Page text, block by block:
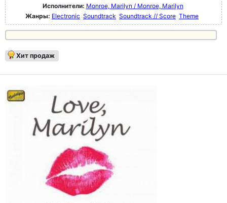
Исполнители: Monroe, Marilyn / Monroe, Marilyn
Жанры: Electronic Soundtrack Soundtrack // Score Theme
Хит продаж